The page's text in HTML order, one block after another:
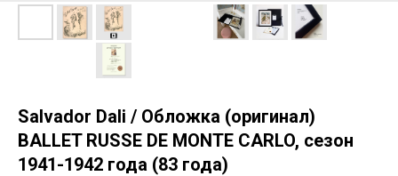
Salvador Dali / Обложка (оригинал)
BALLET RUSSE DE MONTE CARLO, сезон
1941-1942 года (83 года)